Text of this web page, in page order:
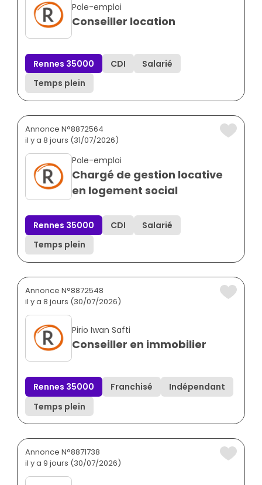
Pole-emploi
Conseiller location
Rennes 35000 CDI
Salarié
Temps plein
Annonce N°8872564
il y a 8 jours (31/07/2026)
Pole-emploi
Chargé de gestion locative
en logement social
Rennes 35000 CDI
Salarié
Temps plein
Annonce N°8872548
il y a 8 jours (30/07/2026)
Pirio Iwan Safti
Conseiller en immobilier
Rennes 35000 Franchisé
Indépendant
Temps plein
Annonce N°8871738
il y a 9 jours (30/07/2026)